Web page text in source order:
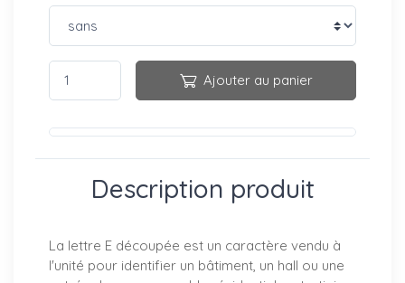
Ajouter au panier
Description produit
La lettre E découpée est un caractère vendu à
l'unité pour identifier un bâtiment, un hall ou une